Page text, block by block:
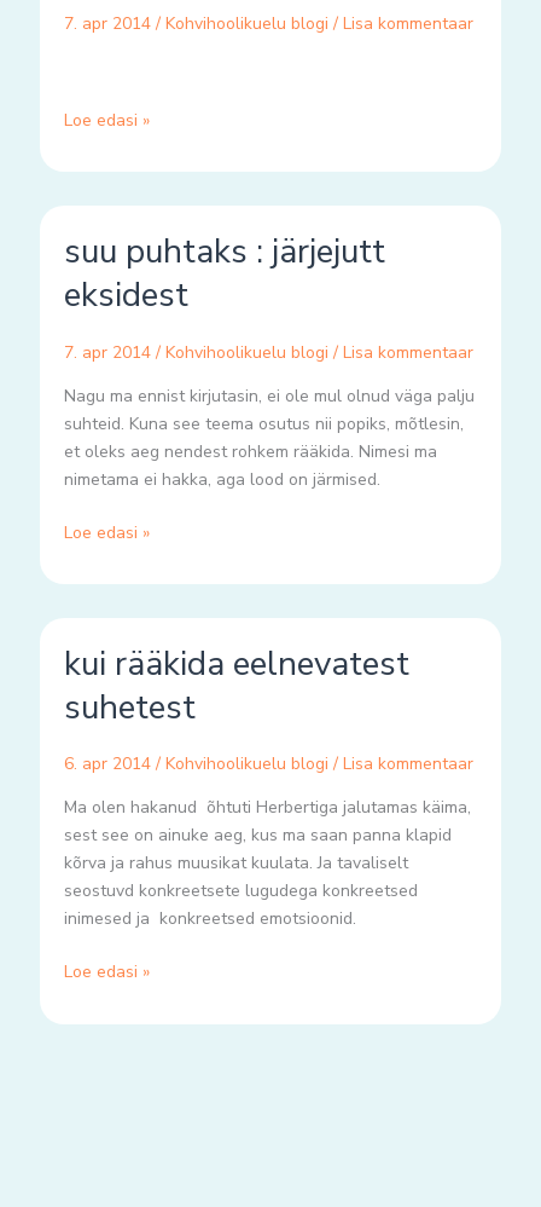
7. apr 2014 / Kohvihoolikuelu blogi / Lisa kommentaar
Loe edasi »
suu puhtaks : järjejutt
eksidest
7. apr 2014 / Kohvihoolikuelu blogi / Lisa kommentaar
Nagu ma ennist kirjutasin, ei ole mul olnud väga palju
suhteid. Kuna see teema osutus nii popiks, mõtlesin,
et oleks aeg nendest rohkem rääkida. Nimesi ma
nimetama ei hakka, aga lood on järmised.
puhtaks
järjejutt
Loe edasi »
kui rääkida eelnevatest
suhetest
6. apr 2014 / Kohvihoolikuelu blogi / Lisa kommentaar
Ma olen hakanud õhtuti Herbertiga jalutamas käima,
sest see on ainuke aeg, kus ma saan panna klapid
kõrva ja rahus muusikat kuulata. Ja tavaliselt
seostuvd konkreetsete lugudega konkreetsed
inimesed ja konkreetsed emotsioonid.
rääkida
suhetest
Loe edasi »